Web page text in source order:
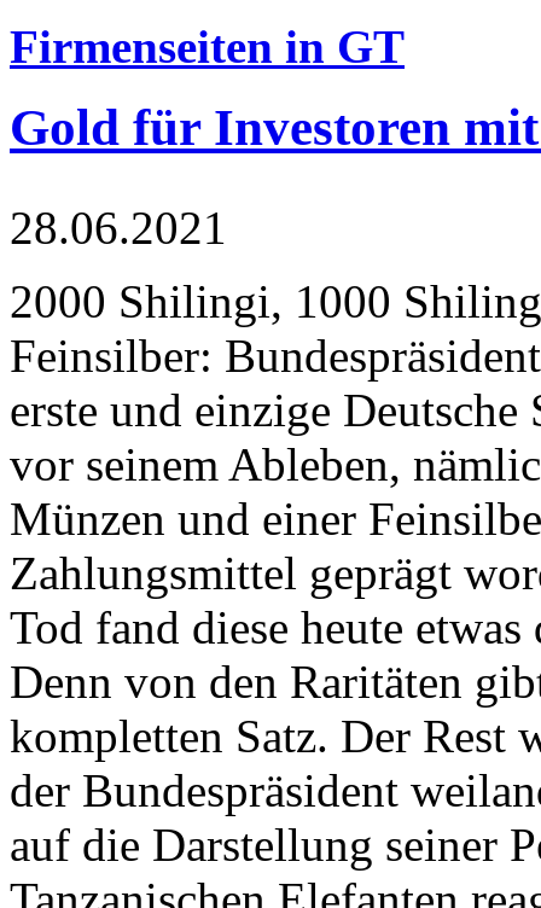
Firmenseiten in GT
Gold für Investoren
28.06.2021
2000 Shilingi, 1000
Feinsilber:
erste und einzige Deutsche
vor seinem Ableben,
Münzen und einer
Zahlungsmittel geprägt
Tod fand diese heute
Denn von den Raritäten
kompletten Satz. Der Rest
der Bundespräsident
auf die Darstellung seiner